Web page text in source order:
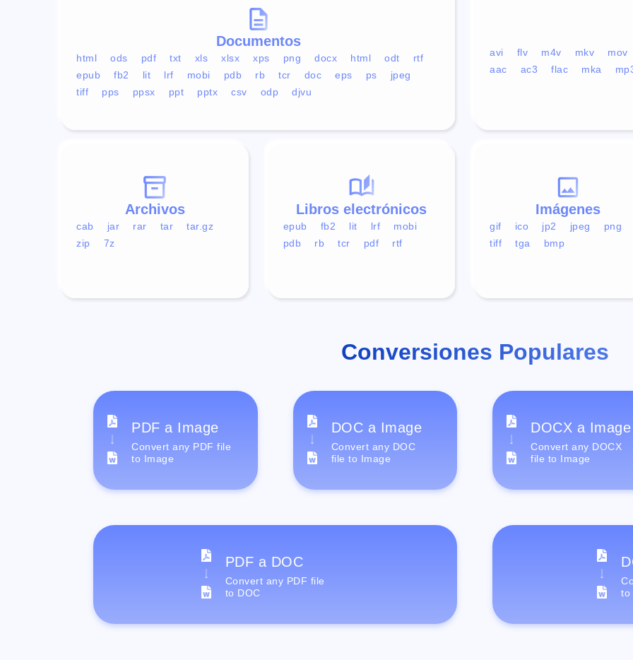
Documentos
html ods pdf txt xls xlsx xps png docx html odt
rtf
epub
fb2 lit lrf mobi pdb rb tcr doc eps ps
jpeg
tiff
pps ppsx ppt pptx csv odp djvu
avi flv m4v mkv
mov
aac
ac3 flac mka
Imágenes
gif ico jp2 jpeg
png
tiff
tga bmp
Libros electrónicos
epub fb2 lit lrf
mobi
pdb
rb tcr pdf rtf
Archivos
cab jar rar tar
tar.gz
zip
7z
Conversiones Populares
PDF a Image
Convert any PDF file
to Image
DOC a Image
Convert any DOC
file to Image
DOCX a Image
Convert any DOCX
file to Image
PDF a DOC
Convert any PDF file
to DOC
to